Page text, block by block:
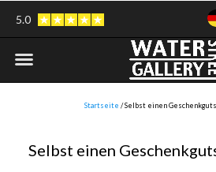
5.0
Startseite / Selbst einen
Selbst einen